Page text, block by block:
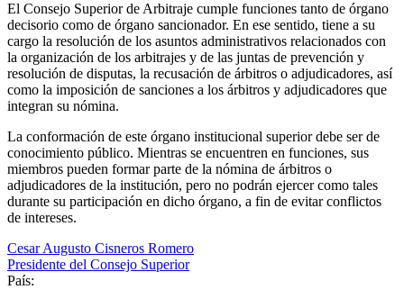
El Consejo Superior de Arbitraje cumple funciones tanto de órgano
decisorio como de órgano sancionador. En ese sentido, tiene a su
cargo la resolución de los asuntos administrativos relacionados con
la organización de los arbitrajes y de las juntas de prevención y
resolución de disputas, la recusación de árbitros o adjudicadores, así
como la imposición de sanciones a los árbitros y adjudicadores que
integran su nómina.
La conformación de este órgano institucional superior debe ser de
conocimiento público. Mientras se encuentren en funciones, sus
miembros pueden formar parte de la nómina de árbitros o
adjudicadores de la institución, pero no podrán ejercer como tales
durante su participación en dicho órgano, a fin de evitar conflictos
de intereses.
Cesar Augusto Cisneros Romero
Presidente del Consejo Superior
País: